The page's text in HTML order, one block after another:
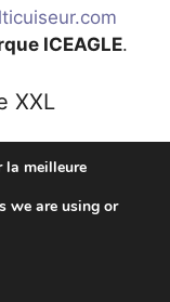
ICEAGLE.
XXL
la meilleure
we are using or